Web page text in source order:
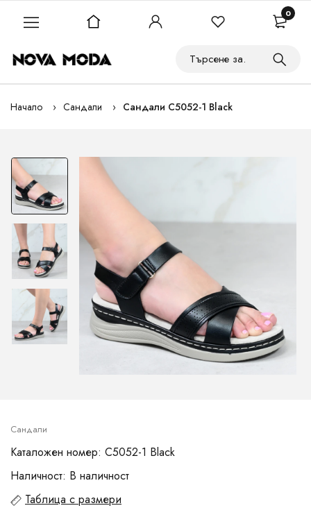
Начало Сандали Сандали C5052-1 Black
Сандали
Каталожен номер: C5052-1 Black
Наличност: В наличност
Таблица с размери
0